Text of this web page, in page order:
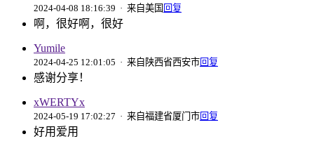
2024-04-08 18:16:39 · 来自美国 回复
啊，很好啊，很好
Yumile
2024-04-25 12:01:05 · 来自陕西省西安市回复
感谢分享！
xWERTYx
2024-05-19 17:02:27 · 来自福建省厦门市回复
好用爱用